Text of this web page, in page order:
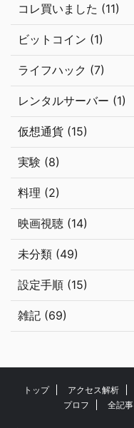
コレ買いました (11)
ビットコイン (1)
ライフハック (7)
レンタルサーバー (1)
仮想通貨 (15)
実験 (8)
料理 (2)
映画視聴 (14)
未分類 (49)
設定手順 (15)
雑記 (69)
トップ アクセス解析
プロフ
全記事